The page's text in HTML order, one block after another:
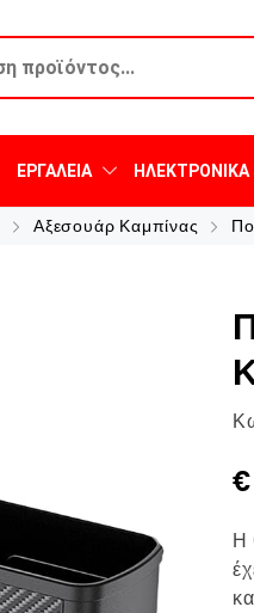
ΕΡΓΑΛΕΊΑ ΗΛΕΚΤΡΟΝΙΚΆ
Αξεσουάρ Καμπίνας
€
Η